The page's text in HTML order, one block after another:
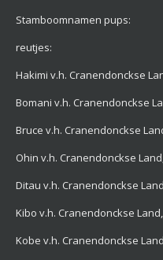
Stamboomnamen pups:
reutjes:
Hakimi v.h. Cranendonckse
Bomani v.h. Cranendonckse
Bruce v.h. Cranendonckse
Ohin v.h. Cranendonckse
Ditau v.h. Cranendonckse Land
Kibo v.h. Cranendonckse
Kobe v.h. Cranendonckse Land